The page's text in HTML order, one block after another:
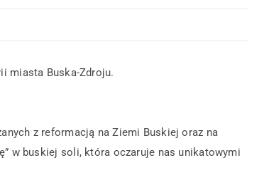
miasta Buska-Zdroju.
z reformacją na Ziemi Buskiej oraz na
w buskiej soli, która oczaruje nas unikatowymi